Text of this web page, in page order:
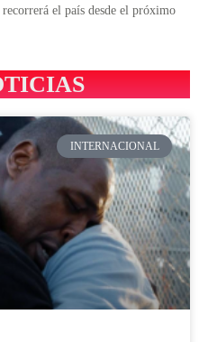
el país desde el próximo
INTERNACIONAL